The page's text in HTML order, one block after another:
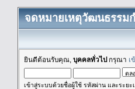
จดหมายเหตุวัฒนธรรม
ยินดีต้อนรับคุณ, บุคคลทั่วไปกรุณา เ
เข้าสู่ระบบด้วยชื่อผู้ใช้ รหัสผ่าน และระยะ